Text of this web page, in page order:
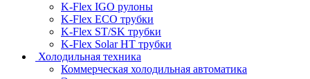
K-Flex IGO рулоны
K-Flex ECO трубки
K-Flex ST/SK трубки
K-Flex Solar HT трубки
Холодильная техника
Коммерческая холодильная автоматика